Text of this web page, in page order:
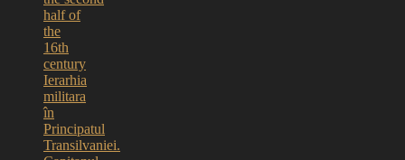
half of
the
16th
century
Ierarhia
militara
în
Principatul
Transilvaniei.